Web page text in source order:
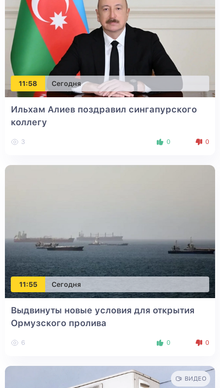
11:58 Сегодня
Ильхам Алиев поздравил сингапурского
коллегу
3 0 0
11:55 Сегодня
Выдвинуты новые условия для открытия
Ормузского пролива
6 0 0
ВИДЕО